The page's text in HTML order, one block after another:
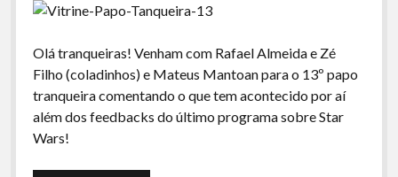
Arquivo CDR
Papo Tranqueira
A Ripa É a Lei
Olá tranqueiras! Venham com Rafael Almeida e Zé
Filho (coladinhos) e Mateus Mantoan para o 13º papo
tranqueira comentando o que tem acontecido por aí
além dos feedbacks do último programa sobre Star
Wars!